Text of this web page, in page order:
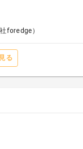
foredge）
る